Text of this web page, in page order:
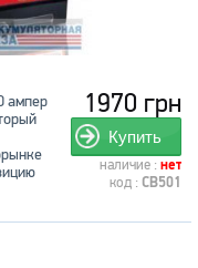
1970 грн
Купить
наличие : нет
код : CB501
ампер